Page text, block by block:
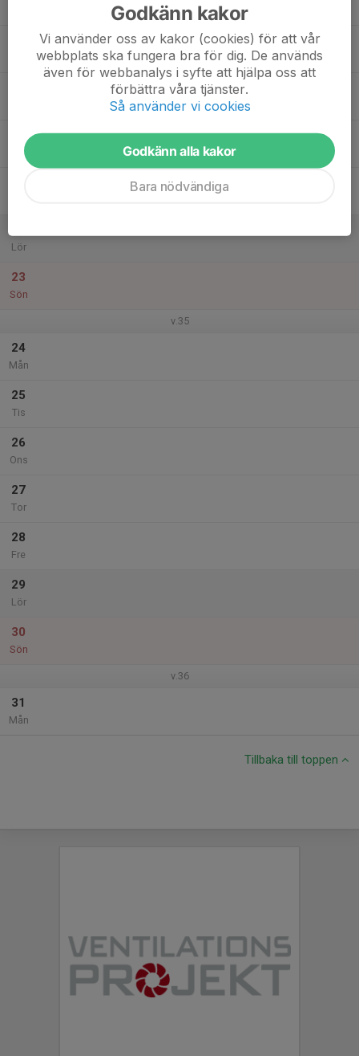
Tor
Lör
23
Sön
v.35
24
Mån
25
Tis
26
Ons
27
Tor
28
Fre
29
Lör
30
Sön
v.36
31
Mån
Tillbaka till toppen
Godkänn kakor
Vi använder oss av kakor (cookies) för att vår
webbplats ska fungera bra för dig. De används
även för webbanalys i syfte att hjälpa oss att
förbättra våra tjänster.
Så använder vi cookies
Godkänn alla kakor
Bara nödvändiga